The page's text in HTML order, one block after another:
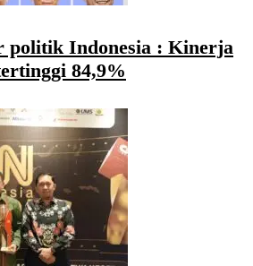
politik Indonesia : Kinerja
84,9%